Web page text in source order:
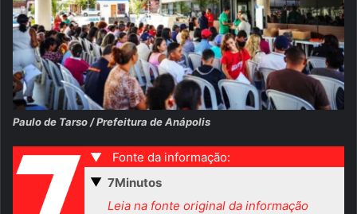
Paulo de Tarso / Prefeitura de Anápolis
▼
Fonte da informação:
▼ 7Minutos
Leia na fonte original da informação